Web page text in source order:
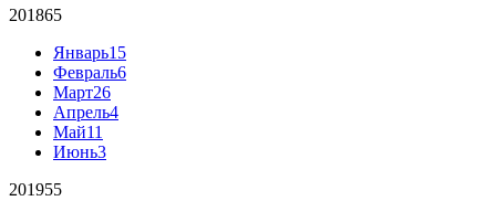
201865
Январь15
Февраль6
Март26
Апрель4
Май11
Июнь3
201955